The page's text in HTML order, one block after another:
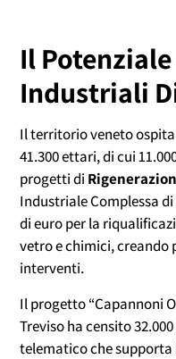
Il
Industriali
Il territorio veneto
41.300 ettari, di cui
progetti di
Industriale Complessa
di euro per la
vetro e chimici, creando
interventi.
Il progetto “Capannoni
Treviso ha censito
telematico che